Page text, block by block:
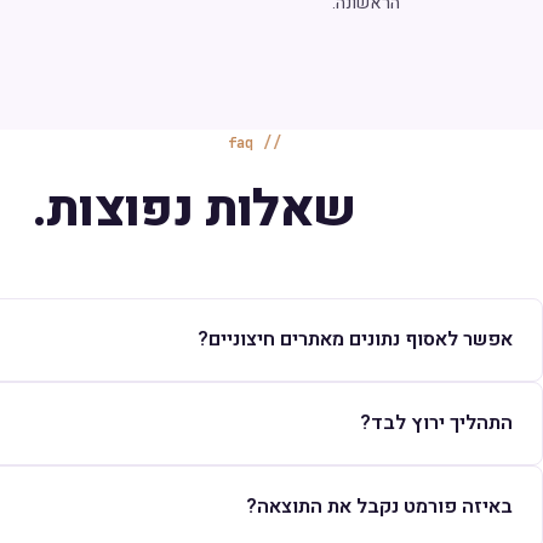
faq
שאלות נפוצות.
אפשר לאסוף נתונים מאתרים חיצוניים?
התהליך ירוץ לבד?
באיזה פורמט נקבל את התוצאה?